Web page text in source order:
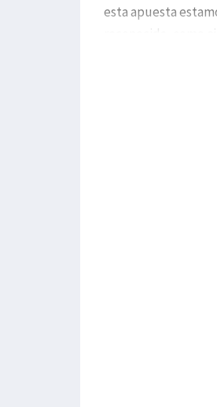
esta apuesta
reconocida, como